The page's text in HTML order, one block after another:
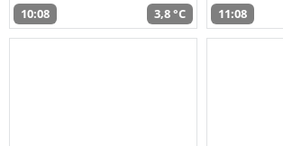
10:08 3,8 °C 11:08